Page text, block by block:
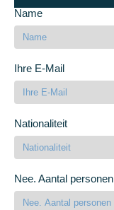
Name
Ihre E-Mail
Nationaliteit
Nee. Aantal personen